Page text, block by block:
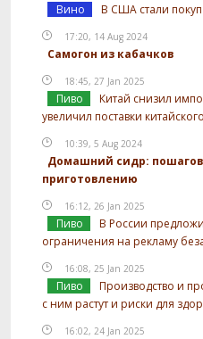
Вино В США стали
17:20, 14 Aug 2024
Самогон из кабачков
18:45, 27 Jan 2025
Пиво
Китай снизил
увеличил поставки
10:39, 5 Aug 2024
Домашний сидр:
приготовлению
16:12, 26 Jan 2025
Пиво
В России
ограничения на рекламу
16:08, 25 Jan 2025
Пиво
Производство и
с ним растут и риски для
16:02, 24 Jan 2025